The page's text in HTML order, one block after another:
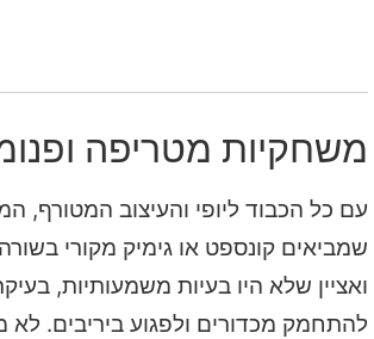
משחקיות מטריפה
שמביאים קונספט או גימיק מקורי
ואציין שלא היו בעיות משמעותיות,
להתחמק מכדורים ולפגוע ביריבים. לא